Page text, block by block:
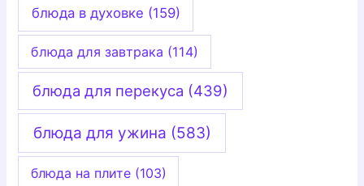
блюда в духовке (159)
блюда для завтрака (114)
блюда для перекуса (439)
блюда для ужина (583)
блюда на плите(103)